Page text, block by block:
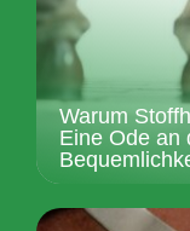
Warum
Eine Ode an